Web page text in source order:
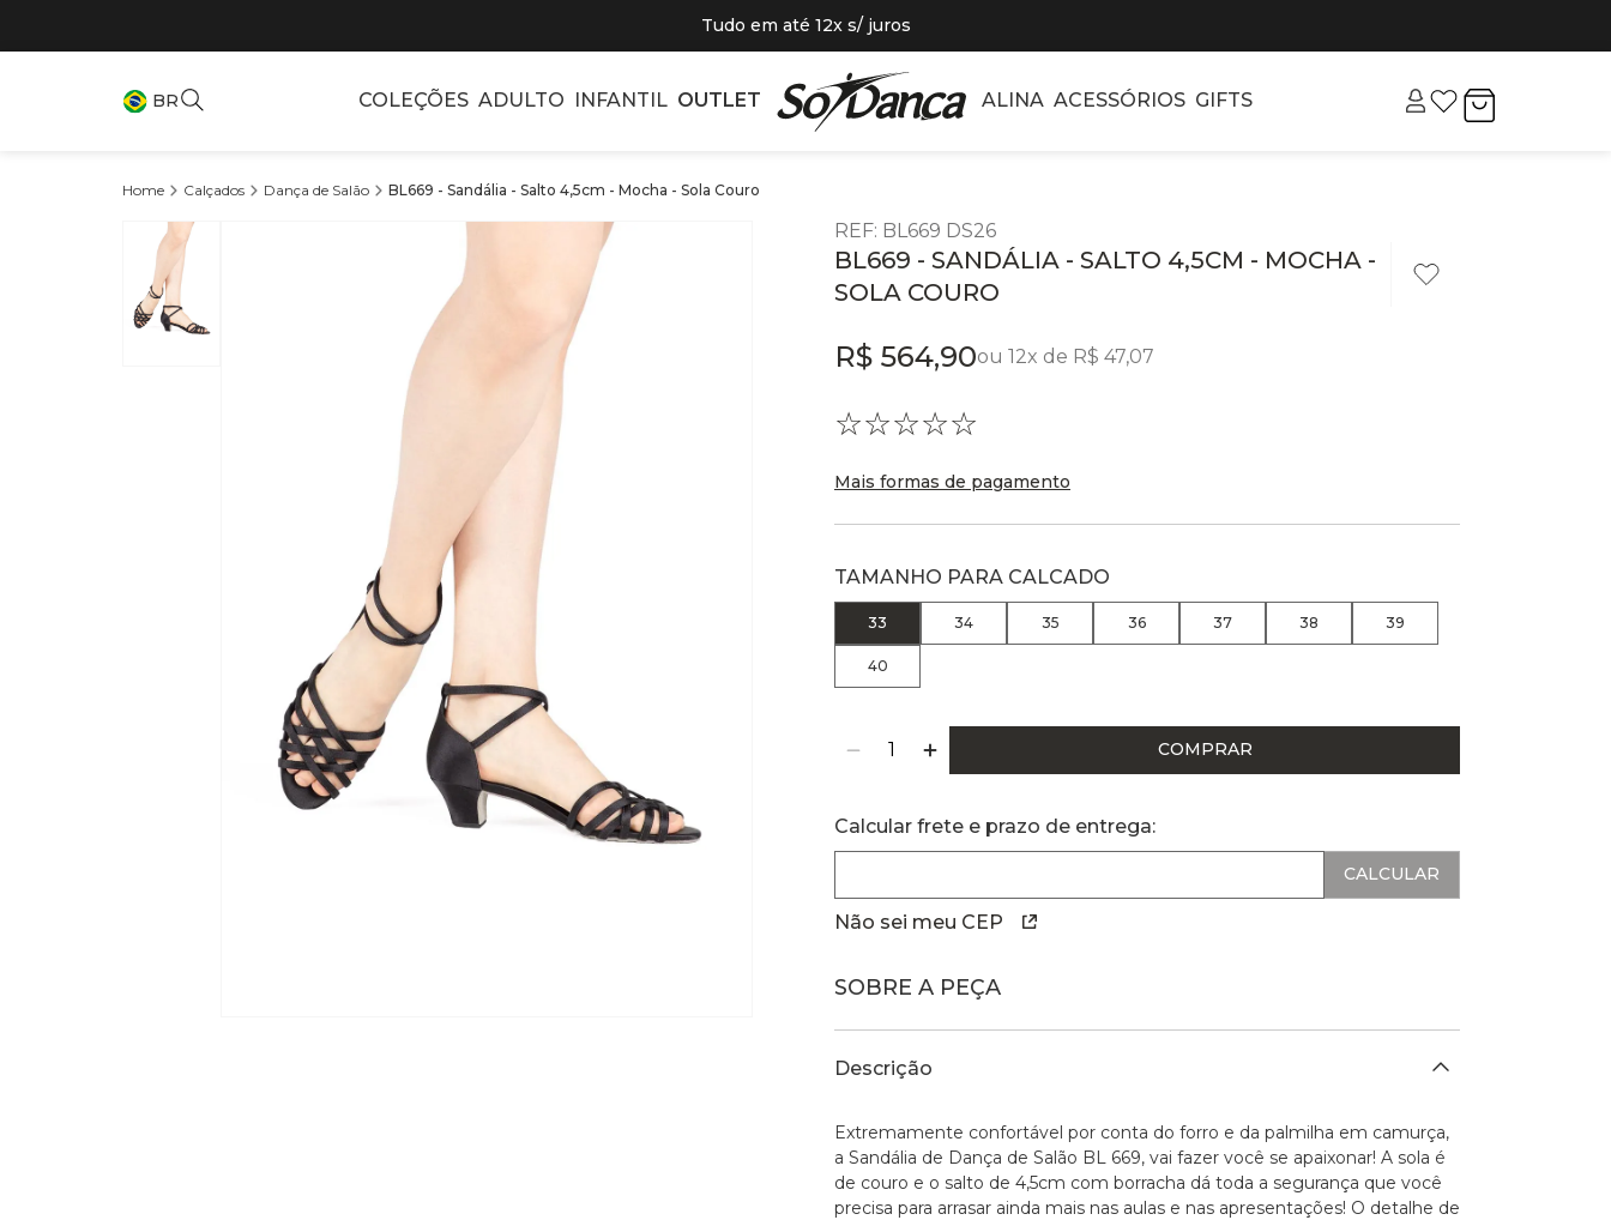
Tudo em até 12x s/ juros
BR COLEÇÕES ADULTO INFANTIL OUTLET ALINA ACESSÓRIOS GIFTS
Calçados Dança de Salão BL669 - Sandália - Salto 4,5cm - Mocha - Sola Couro
REF: BL669 DS26
BL669 - SANDÁLIA - SALTO 4,5CM - MOCHA -
SOLA COURO
R$ 564,90ou 12x de R$ 47,07
☆☆☆☆☆
Mais formas de pagamento
TAMANHO PARA CALCADO
33 34 35 36 37 38 39
40
COMPRAR
Calcular frete e prazo de entrega:
Não sei meu CEP
SOBRE A PEÇA
Descrição
Extremamente confortável por conta do forro e da palmilha em camurça,
a Sandália de Dança de Salão BL 669, vai fazer você se apaixonar! A sola é
de couro e o salto de 4,5cm com borracha dá toda a segurança que você
precisa para arrasar ainda mais nas aulas e nas apresentações! O detalhe de